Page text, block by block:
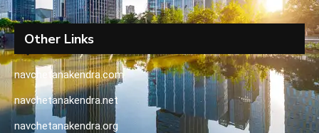
Other Links
navchetanakendra.com
navchetanakendra.net
navchetanakendra.org